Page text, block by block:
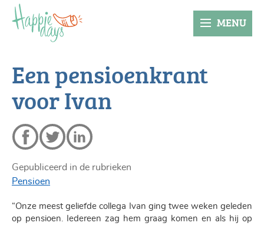
MENU
Een pensioenkrant
voor Ivan
Gepubliceerd in de rubrieken
Pensioen
“Onze meest geliefde collega Ivan ging twee weken geleden
op pensioen. Iedereen zag hem graag komen en als hij op